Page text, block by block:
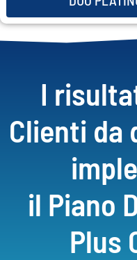
I
Clienti da
il Piano
Plus